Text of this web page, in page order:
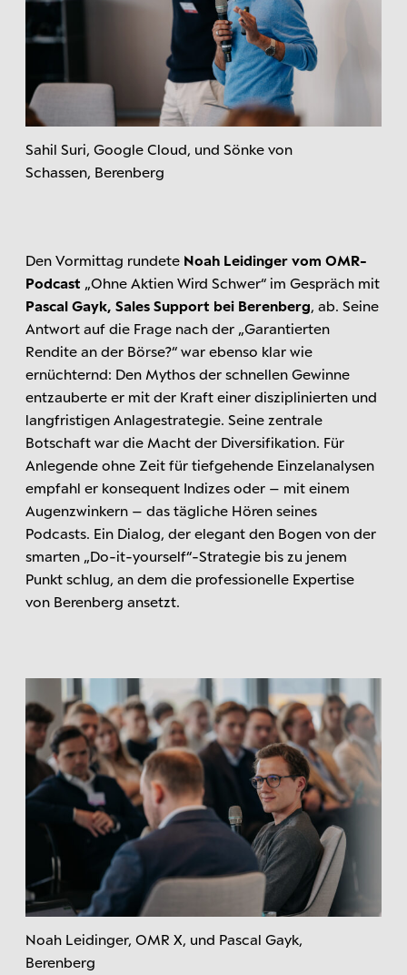
Sahil Suri, Google Cloud, und Sönke von
Schassen, Berenberg
Den Vormittag rundete Noah Leidinger vom OMR-
Podcast „Ohne Aktien Wird Schwer“ im Gespräch mit
Pascal Gayk, Sales Support bei Berenberg, ab. Seine
Antwort auf die Frage nach der „Garantierten
Rendite an der Börse?“ war ebenso klar wie
ernüchternd: Den Mythos der schnellen Gewinne
entzauberte er mit der Kraft einer disziplinierten und
langfristigen Anlagestrategie. Seine zentrale
Botschaft war die Macht der Diversifikation. Für
Anlegende ohne Zeit für tiefgehende Einzelanalysen
empfahl er konsequent Indizes oder – mit einem
Augenzwinkern – das tägliche Hören seines
Podcasts. Ein Dialog, der elegant den Bogen von der
smarten „Do-it-yourself“-Strategie bis zu jenem
Punkt schlug, an dem die professionelle Expertise
von Berenberg ansetzt.
Noah Leidinger, OMR X, und Pascal Gayk,
Berenberg